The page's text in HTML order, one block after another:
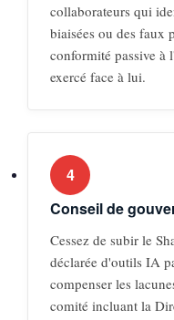
collaborateurs qui
biaisées ou des faux
conformité passive
exercé face à lui.
4
Conseil de
Cessez de subir le
déclarée d'outils IA
compenser les
comité incluant la